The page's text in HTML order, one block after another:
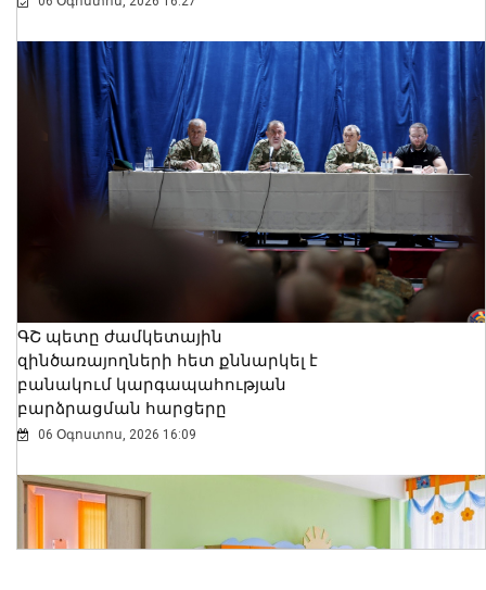
ԳՇ պետը ժամկետային
զինծառայողների հետ քննարկել է
բանակում կարգապահության
բարձրացման հարցերը
06 Օգոստոս, 2026 16:09